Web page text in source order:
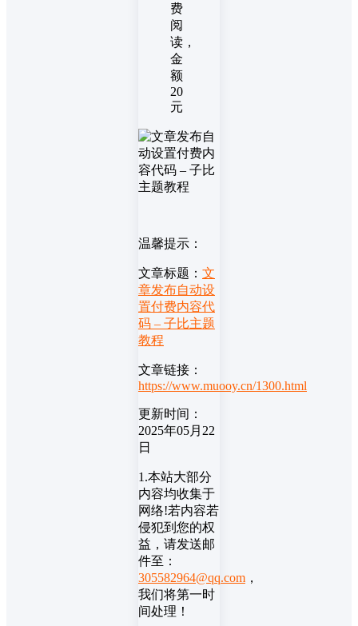
费
阅
读，
金
额
20
元
温馨提示：
文章标题： 文
章发布自动设
置付费内容代
码 – 子比主题
教程
文章链接：
https://www.muooy.cn/1300.html
更新时间：
2025年05月22
日
1.本站大部分
内容均收集于
网络!若内容若
侵犯到您的权
益，请发送邮
件至：
305582964@qq.com ，
我们将第一时
间处理！